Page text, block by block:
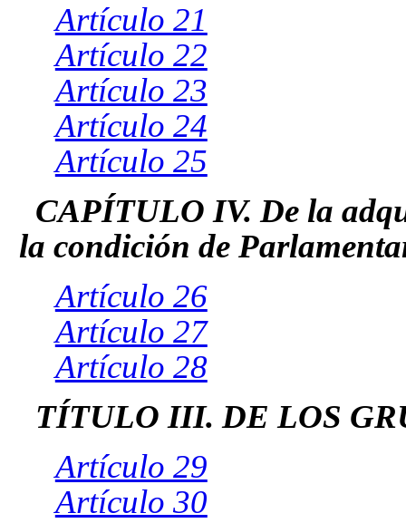
Artículo 21
Artículo 22
Artículo 23
Artículo 24
Artículo 25
CAPÍTULO IV. De la
la condición de
Artículo 26
Artículo 27
Artículo 28
TÍTULO III. DE LOS
Artículo 29
Artículo 30